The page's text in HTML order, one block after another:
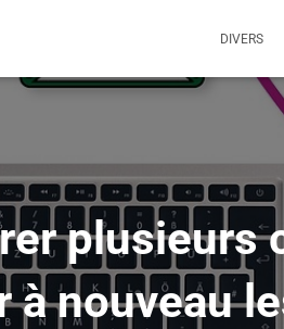
DIVERS
plusieurs
à nouveau